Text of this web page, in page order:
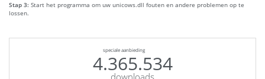
Stap 3: Start het programma om uw unicows.dll fouten en andere problemen op te
lossen.
speciale aanbieding
4.365.534
downloads